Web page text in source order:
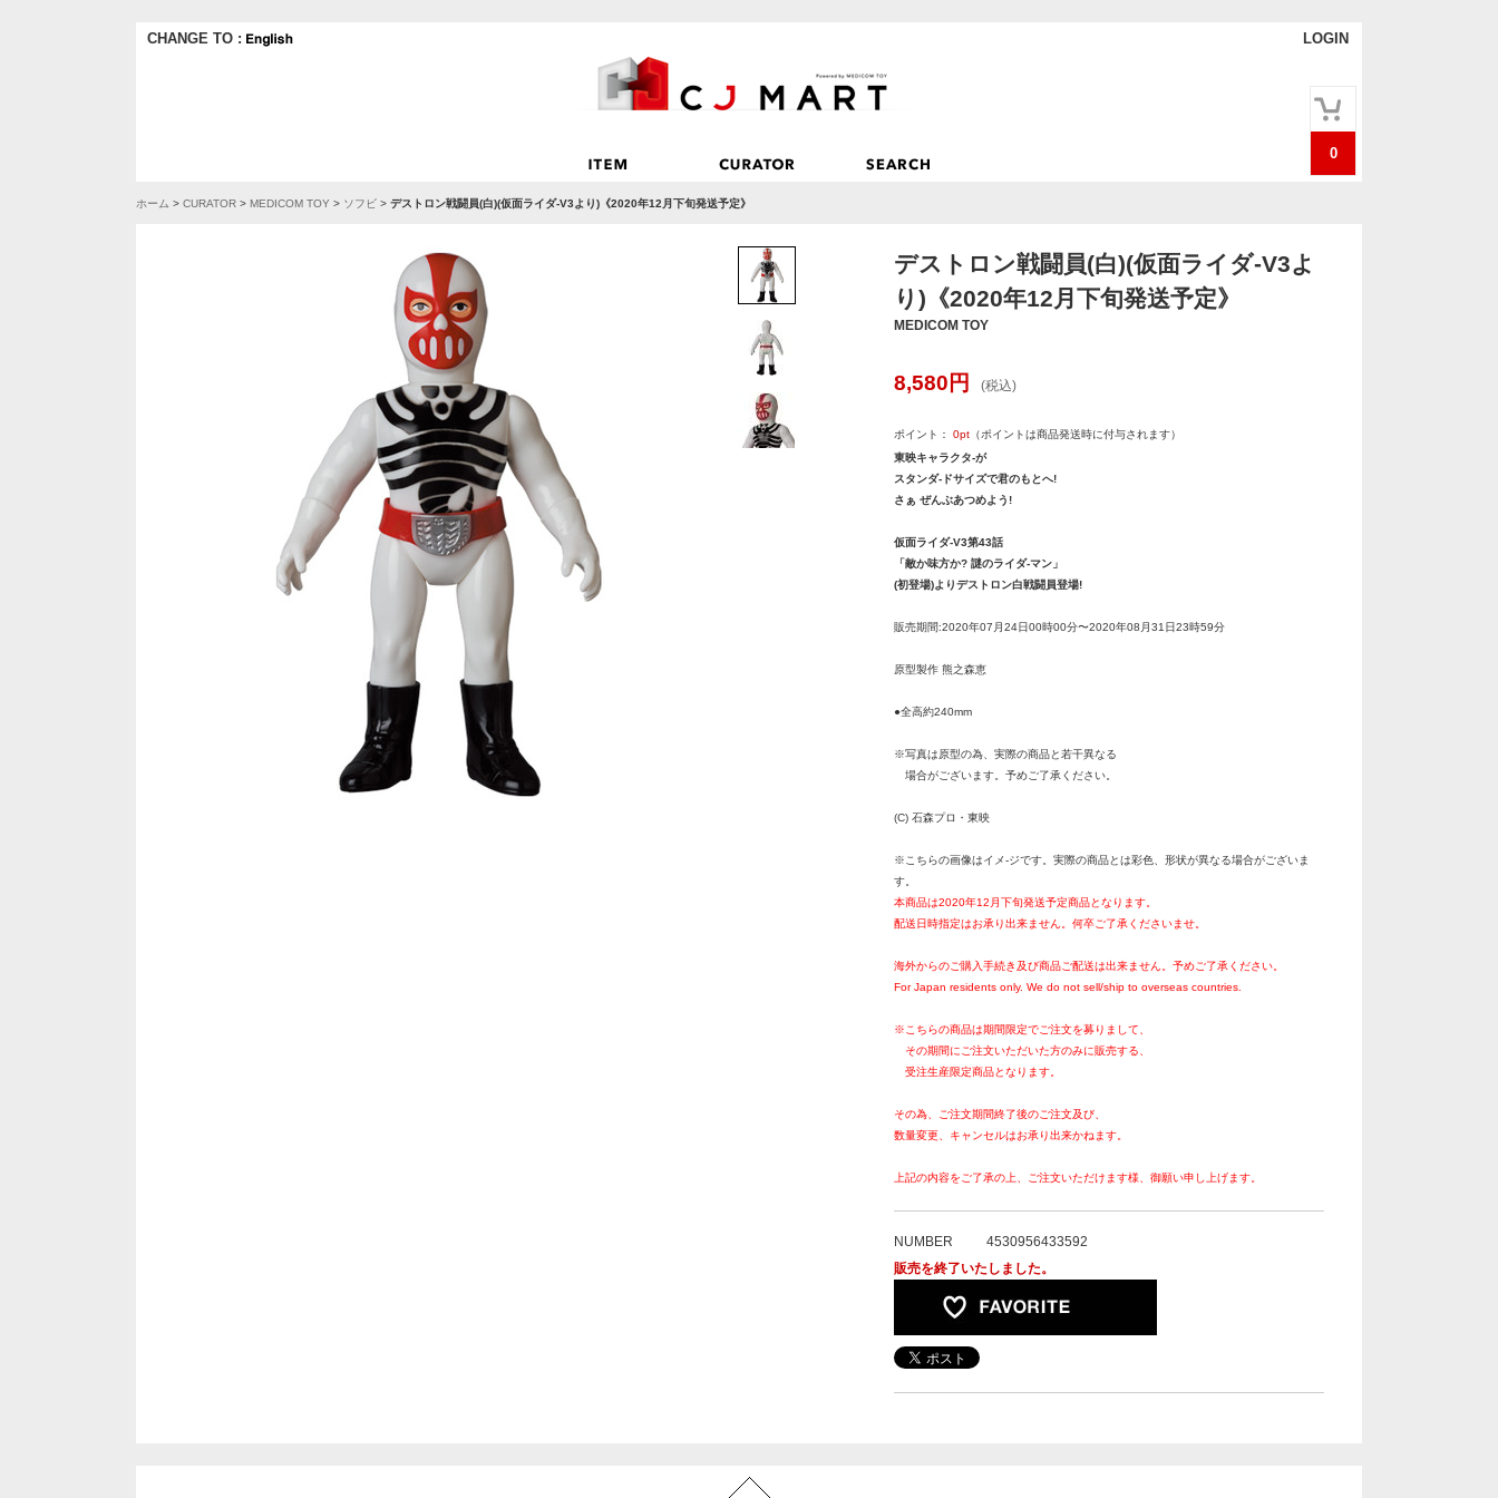
CHANGE TO : LOGIN
0
ホーム > CURATOR > MEDICOM TOY > ソフビ > デストロン戦闘員(白)(仮面ライダ-V3より)《2020年12月下旬発送予定》
デストロン戦闘員(白)(仮面ライダ-V3よ
り)《2020年12月下旬発送予定》
MEDICOM TOY
8,580 円 (税込)
ポイント： 0pt （ポイントは商品発送時に付与されます）
東映キャラクタ-が
スタンダ-ドサイズで君のもとへ!
さぁ ぜんぶあつめよう!
仮面ライダ-V3第43話
「敵か味方か? 謎のライダ-マン」
(初登場)よりデストロン白戦闘員登場!
販売期間:2020年07月24日00時00分〜2020年08月31日23時59分
原型製作 熊之森恵
●全高約240mm
※写真は原型の為、実際の商品と若干異なる
場合がございます。予めご了承ください。
(C) 石森プロ・東映
※こちらの画像はイメ-ジです。実際の商品とは彩色、形状が異なる場合がございま
す。
本商品は2020年12月下旬発送予定商品となります。
配送日時指定はお承り出来ません。何卒ご了承くださいませ。
海外からのご購入手続き及び商品ご配送は出来ません。予めご了承ください。
For Japan residents only. We do not sell/ship to overseas countries.
※こちらの商品は期間限定でご注文を募りまして、
その期間にご注文いただいた方のみに販売する、
受注生産限定商品となります。
その為、ご注文期間終了後のご注文及び、
数量変更、キャンセルはお承り出来かねます。
上記の内容をご了承の上、ご注文いただけます様、御願い申し上げます。
NUMBER
4530956433592
販売を終了いたしました。